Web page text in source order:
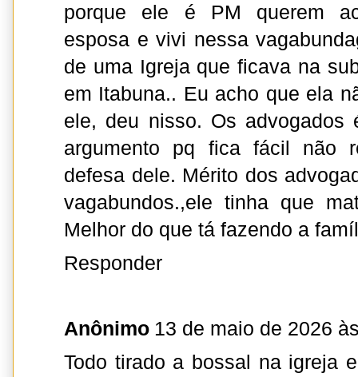
porque ele é PM querem
esposa e vivi nessa
de uma Igreja que ficava na
em Itabuna.. Eu acho que ela
ele, deu nisso. Os advogados
argumento pq fica fácil não
defesa dele. Mérito dos
vagabundos.,ele tinha que
Melhor do que tá fazendo a
Responder
Anônimo 13 de maio de 2026
Todo tirado a bossal na igreja